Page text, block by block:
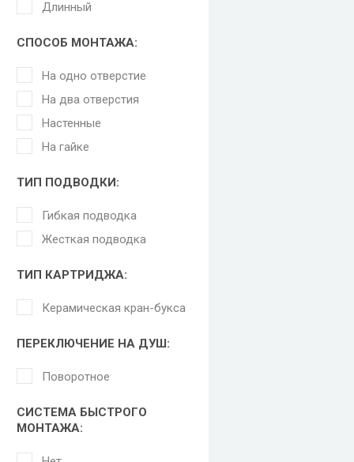
Длинный
СПОСОБ МОНТАЖА:
На одно отверстие
На два отверстия
Настенные
На гайке
ТИП ПОДВОДКИ:
Гибкая подводка
Жесткая подводка
ТИП КАРТРИДЖА:
Керамическая кран-букса
ПЕРЕКЛЮЧЕНИЕ НА ДУШ:
Поворотное
СИСТЕМА БЫСТРОГО
МОНТАЖА: